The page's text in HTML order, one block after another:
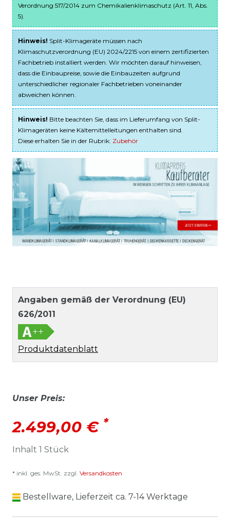
Verordnung 517/2014 zum Chemikalienklimaschutz (Art. 11, Abs.
5).
Hinweis! Split-Klimageräte müssen nach
Klimaschutzverordnung (EU) 2024/2215 von einem zertifizierten
Fachbetrieb installiert werden. Wir möchten darauf hinweisen,
dass die Einbaupreise, sowie die Einbauzeiten aufgrund
unterschiedlicher regionaler Fachbetrieben voneinander
abweichen können.
Hinweis! Bitte beachten Sie, dass im Lieferumfang von Split-
Klimageräten keine Kältemittelleitungen enthalten sind.
Diese erhalten Sie in der Rubrik: Zubehör
Angaben gemäß der Verordnung (EU)
626/2011
Produktdatenblatt
Unser Preis:
2.499,00 € *
Inhalt 1 Stück
* inkl. ges. MwSt. zzgl. Versandkosten
Bestellware, Lieferzeit ca. 7-14 Werktage